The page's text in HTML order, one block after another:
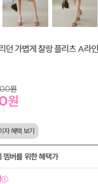
가볍게 찰랑 플리츠 A라
원
원
멤버를 위한 혜택가